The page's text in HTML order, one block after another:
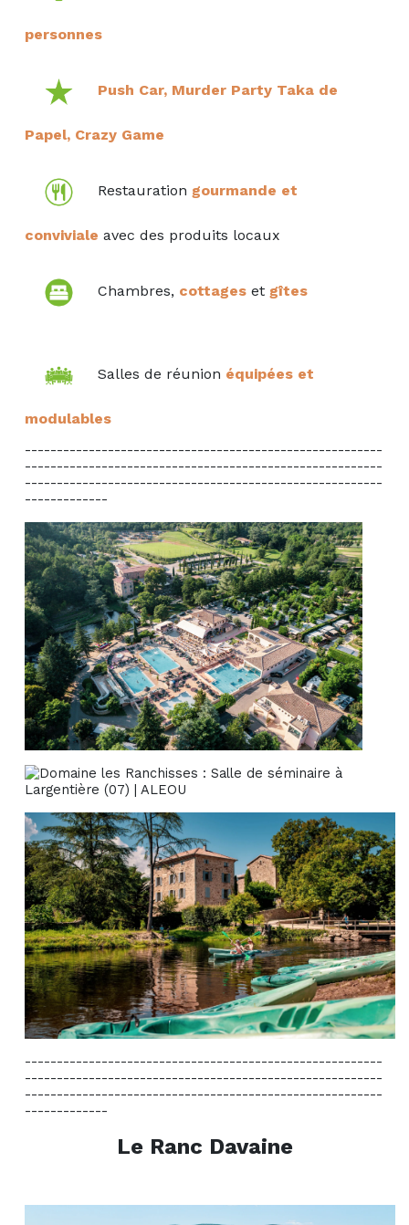
personnes
Push Car, Murder Party Taka de
Papel, Crazy Game
Restauration gourmande et
conviviale avec des produits locaux
Chambres, cottages et gîtes
Salles de réunion équipées et
modulables
--------------------------------------------------------
--------------------------------------------------------
--------------------------------------------------------
-------------
--------------------------------------------------------
--------------------------------------------------------
--------------------------------------------------------
-------------
Le Ranc Davaine